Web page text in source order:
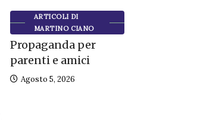
ARTICOLI DI
MARTINO CIANO
Propaganda per
parenti e amici
Agosto 5, 2026